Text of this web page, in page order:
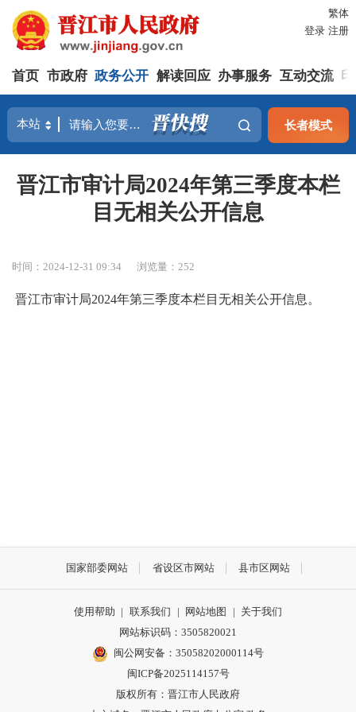
繁体
登录 注册
首页 市政府 政务公开 解读回应 办事服务 互动交流
长者模式
晋江市审计局2024年第三季度本栏
目无相关公开信息
时间：2024-12-31 09:34 浏览量：252
晋江市审计局2024年第三季度本栏目无相关公开信息。
国家部委网站 省设区市网站 县市区网站
使用帮助 | 联系我们 | 网站地图 | 关于我们
网站标识码：3505820021
闽公网安备：35058202000114号
闽ICP备2025114157号
版权所有：晋江市人民政府